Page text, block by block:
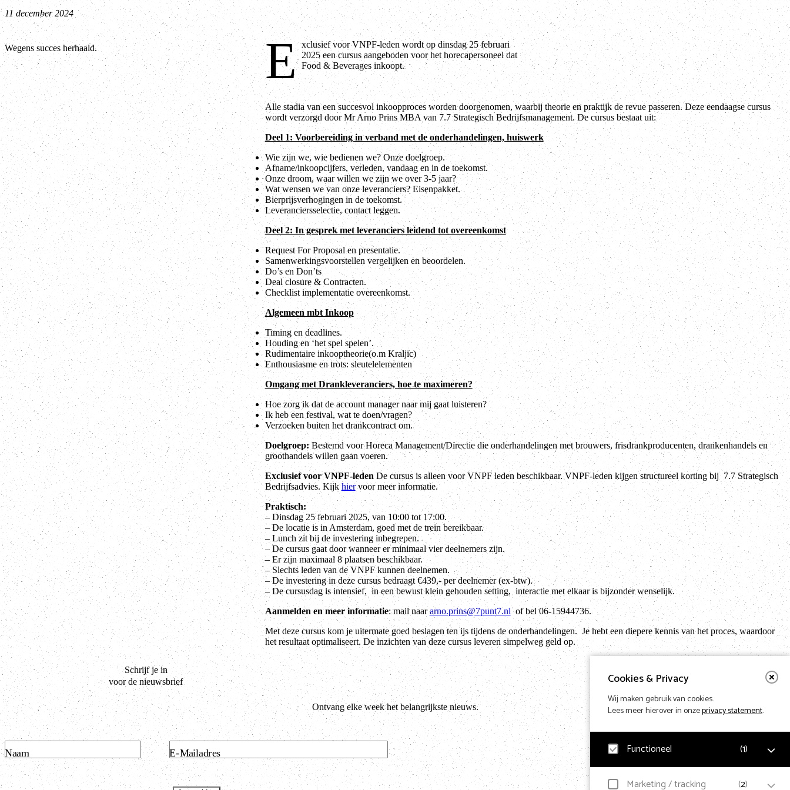
Cookies & Privacy
Wij maken gebruik van cookies.
Lees meer hierover in onzeprivacy statement.
Functioneel (1)
Noodzakelijk
Marketing / tracking (2)
11 december 2024
Wegens succes herhaald. E xclusief voor VNPF-leden wordt op dinsdag 25 februari
2025 een cursus aangeboden voor het horecapersoneel dat
Food & Beverages inkoopt.
Alle stadia van een succesvol inkoopproces worden doorgenomen, waarbij theorie en praktijk de revue passeren. Deze eendaagse cursus
wordt verzorgd door Mr Arno Prins MBA van 7.7 Strategisch Bedrijfsmanagement. De cursus bestaat uit:
Deel 1: Voorbereiding in verband met de onderhandelingen, huiswerk
Wie zijn we, wie bedienen we? Onze doelgroep.
Afname/inkoopcijfers, verleden, vandaag en in de toekomst.
Onze droom, waar willen we zijn we over 3-5 jaar?
Wat wensen we van onze leveranciers? Eisenpakket.
Bierprijsverhogingen in de toekomst.
Leveranciersselectie, contact leggen.
Deel 2: In gesprek met leveranciers leidend tot overeenkomst
Request For Proposal en presentatie.
Samenwerkingsvoorstellen vergelijken en beoordelen.
Do’s en Don’ts
Deal closure & Contracten.
Checklist implementatie overeenkomst.
Algemeen mbt Inkoop
Timing en deadlines.
Houding en ‘het spel spelen’.
Rudimentaire inkooptheorie(o.m Kraljic)
Enthousiasme en trots: sleutelelementen
Omgang met Drankleveranciers, hoe te maximeren?
Hoe zorg ik dat de account manager naar mij gaat luisteren?
Ik heb een festival, wat te doen/vragen?
Verzoeken buiten het drankcontract om.
Doelgroep:Bestemd voor Horeca Management/Directie die onderhandelingen met brouwers, frisdrankproducenten, drankenhandels en
groothandels willen gaan voeren.
Exclusief voor VNPF-leden De cursus is alleen voor VNPF leden beschikbaar. VNPF-leden kijgen structureel korting bij 7.7 Strategisch
Bedrijfsadvies. Kijk hiervoor meer informatie.
Praktisch:
– Dinsdag 25 februari 2025, van 10:00 tot 17:00.
– De locatie is in Amsterdam, goed met de trein bereikbaar.
– Lunch zit bij de investering inbegrepen.
– De cursus gaat door wanneer er minimaal vier deelnemers zijn.
– Er zijn maximaal 8 plaatsen beschikbaar.
– Slechts leden van de VNPF kunnen deelnemen.
– De investering in deze cursus bedraagt €439,- per deelnemer (ex-btw).
– De cursusdag is intensief, in een bewust klein gehouden setting, interactie met elkaar is bijzonder wenselijk.
Aanmelden en meer informatie: mail naararno.prins@7punt7.nlof bel 06-15944736.
Met deze cursus kom je uitermate goed beslagen ten ijs tijdens de onderhandelingen. Je hebt een diepere kennis van het proces, waardoor
het resultaat optimaliseert. De inzichten van deze cursus leveren simpelweg geld op.
Schrijf je in
voor de nieuwsbrief
Ontvang elke week het belangrijkste nieuws.
Naam E-Mailadres